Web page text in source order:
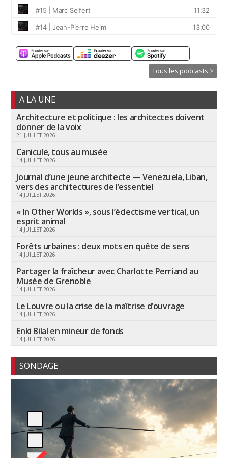
Tous les podcasts >
A LA UNE
Architecture et politique : les architectes doivent
donner de la voix
21 JUILLET 2026
Canicule, tous au musée
14 JUILLET 2026
Journal d’une jeune architecte — Venezuela, Liban,
vers des architectures de l’essentiel
14 JUILLET 2026
« In Other Worlds », sous l’éclectisme vertical, un
esprit animal
14 JUILLET 2026
Forêts urbaines : deux mots en quête de sens
14 JUILLET 2026
Partager la fraîcheur avec Charlotte Perriand au
Musée de Grenoble
14 JUILLET 2026
Le Louvre ou la crise de la maîtrise d’ouvrage
14 JUILLET 2026
Enki Bilal en mineur de fonds
14 JUILLET 2026
SONDAGE